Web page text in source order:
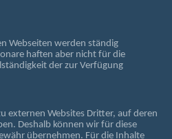
Webseiten werden ständig
haften aber nicht für die
der zur Verfügung
externen Websites Dritter, auf deren
Deshalb können wir für diese
übernehmen. Für die Inhalte